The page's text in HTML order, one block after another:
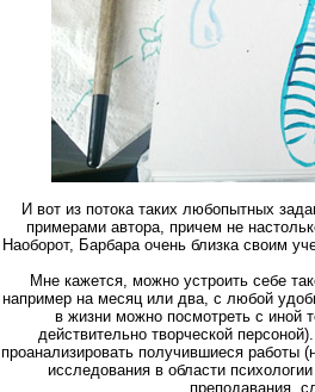
И вот из потока таких любопытных
примерами автора, причем не
Наоборот, Барбара очень близка своим
Мне кажется, можно устроить себе
например на месяц или два, с любой
в жизни можно посмотреть с иной
действительно творческой
проанализировать получившиеся работы
исследования в области
преподавания,